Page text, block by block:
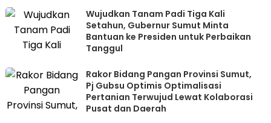
Wujudkan Tanam Padi Tiga Kali
Setahun, Gubernur Sumut Minta
Bantuan ke Presiden untuk Perbaikan
Tanggul
Rakor Bidang Pangan Provinsi Sumut,
Pj Gubsu Optimis Optimalisasi
Pertanian Terwujud Lewat Kolaborasi
Pusat dan Daerah